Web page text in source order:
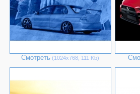
Смотреть (1024х768, 111 Kb)